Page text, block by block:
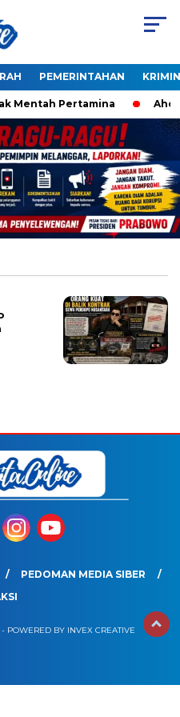
PEMERINTAHAN
Mentah Pertamina
PEDOMAN MEDIA SIBER
POWERED BY INVEX CREATIVE